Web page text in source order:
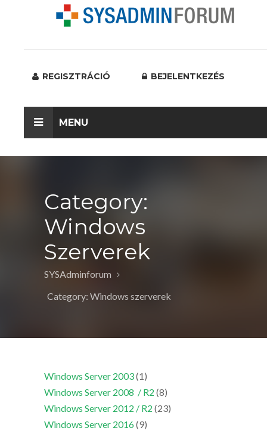
REGISZTRÁCIÓ BEJELENTKEZÉS
MENU
Category:
Windows
Szerverek
SYSAdminforum
Category: Windows szerverek
Windows Server 2003(1)
Windows Server 2008 / R2 (8)
Windows Server 2012 / R2 (23)
Windows Server 2016(9)